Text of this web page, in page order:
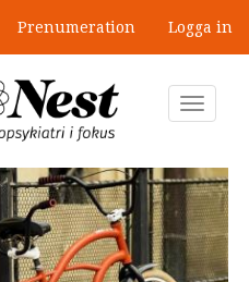
Prenumeration Logga in
Toggle
bra – just därför togs